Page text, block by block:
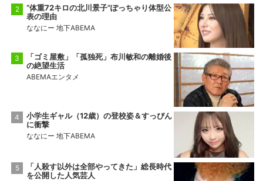
“体重72キロの北川景子”ぽっちゃり体型公
表の理由
ななにー 地下ABEMA
「ゴミ屋敷」「孤独死」布川敏和の離婚後
の絶望生活
ABEMAエンタメ
小学生ギャル（12歳）の登校姿＆すっぴん
に衝撃
ななにー 地下ABEMA
「人殺す以外は全部やってきた」総長時代
を公開した人気芸人